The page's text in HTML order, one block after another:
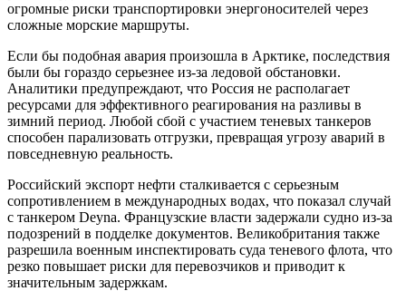
огромные риски транспортировки энергоносителей через
сложные морские маршруты.
Если бы подобная авария произошла в Арктике, последствия
были бы гораздо серьезнее из-за ледовой обстановки.
Аналитики предупреждают, что Россия не располагает
ресурсами для эффективного реагирования на разливы в
зимний период. Любой сбой с участием теневых танкеров
способен парализовать отгрузки, превращая угрозу аварий в
повседневную реальность.
Российский экспорт нефти сталкивается с серьезным
сопротивлением в международных водах, что показал случай
с танкером Deyna. Французские власти задержали судно из-за
подозрений в подделке документов. Великобритания также
разрешила военным инспектировать суда теневого флота, что
резко повышает риски для перевозчиков и приводит к
значительным задержкам.